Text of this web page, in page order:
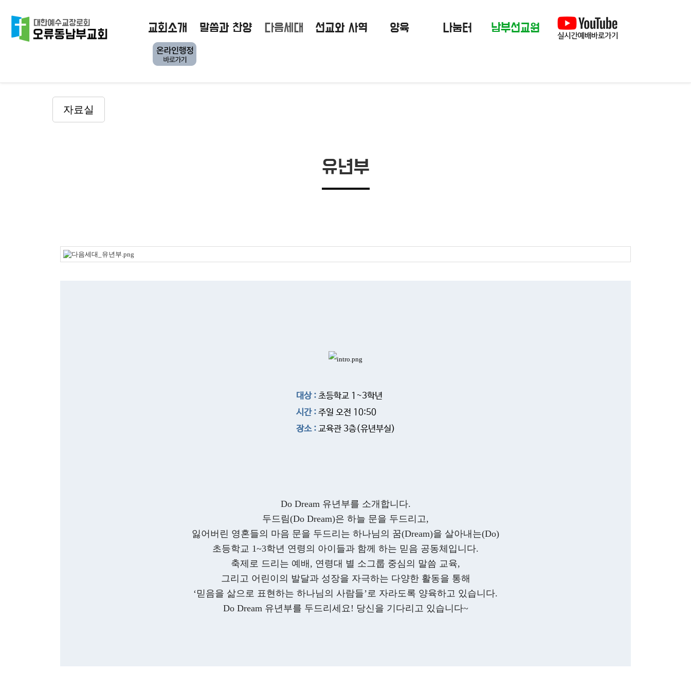
교회소개 말씀과 찬양 다음세대 선교와 사역 양육 나눔터 남부선교원
자료실
유년부
대상 :초등학교 1~3학년
시간 :주일 오전 10:50
장소 :교육관 3층(유년부실)
Do Dream 유년부를 소개합니다.
두드림(Do Dream)은 하늘 문을 두드리고,
잃어버린 영혼들의 마음 문을 두드리는 하나님의 꿈(Dream)을 살아내는(Do)
초등학교 1~3학년 연령의 아이들과 함께 하는 믿음 공동체입니다.
축제로 드리는 예배, 연령대 별 소그룹 중심의 말씀 교육,
그리고 어린이의 발달과 성장을 자극하는 다양한 활동을 통해
‘믿음을 삶으로 표현하는 하나님의 사람들’로 자라도록 양육하고 있습니다.
Do Dream 유년부를 두드리세요! 당신을 기다리고 있습니다~